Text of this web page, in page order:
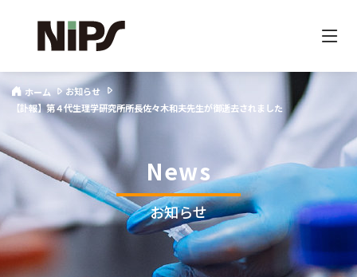
ホーム
お知らせ
【訃報】第４代生理学研究所所長佐々木和夫先生が御逝去されました
News
お知らせ